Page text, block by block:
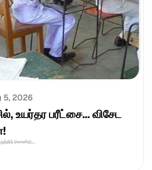
5, 2026
உயர்தர பரீட்சை... விசேட
கொண்டு....